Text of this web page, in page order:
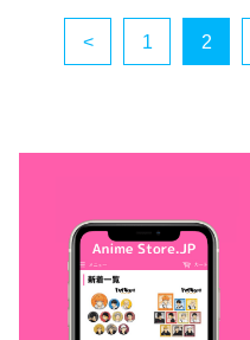
< 1 2